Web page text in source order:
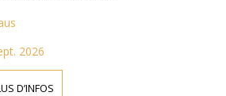
2026
D’INFOS